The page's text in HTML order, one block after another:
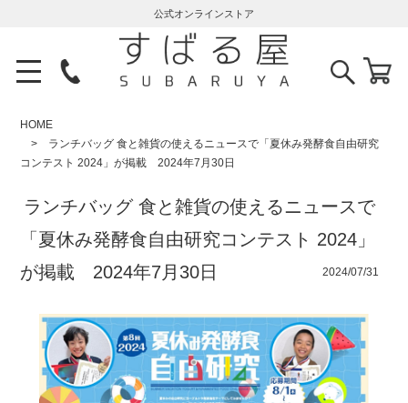
公式オンラインストア
HOME
ランチバッグ 食と雑貨の使えるニュースで「夏休み発酵食自由研究
コンテスト 2024」が掲載 2024年7月30日
ランチバッグ 食と雑貨の使えるニュースで
「夏休み発酵食自由研究コンテスト 2024」
が掲載 2024年7月30日
2024/07/31